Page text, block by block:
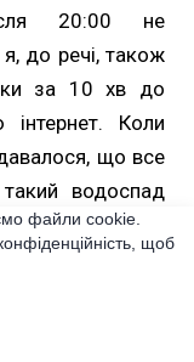
20:00 не
до речі, також
за 10 хв до
Коли
що все
водоспад
що я однозначно
зробити.
з родиною,
файли cookie.
щоб